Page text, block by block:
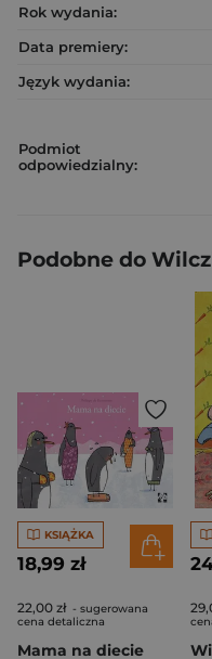
Rok wydania:
Data premiery:
Język wydania:
Podmiot
odpowiedzialny:
Podobne do
KSIĄŻKA
18,99 zł
22,00 zł - sugerowana
cena detaliczna
Mama na diecie